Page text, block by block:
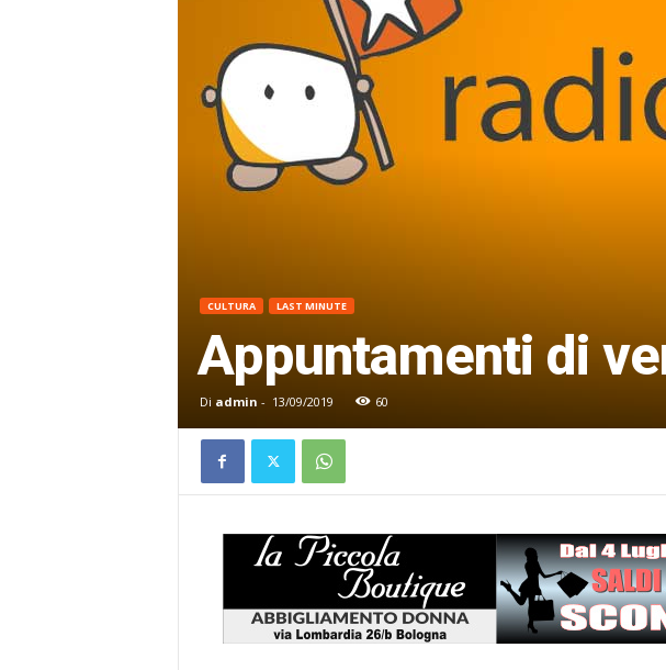
CULTURA LAST MINUTE
Appuntamenti di
Di admin - 13/09/2019 60